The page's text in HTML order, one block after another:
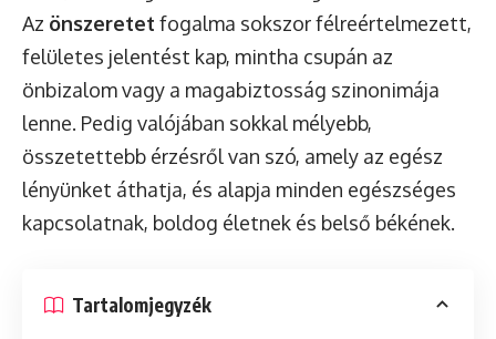
Az önszeretet fogalma sokszor félreértelmezett,
felületes jelentést kap, mintha csupán az
önbizalom vagy a magabiztosság szinonimája
lenne. Pedig valójában sokkal mélyebb,
összetettebb érzésről van szó, amely az egész
lényünket áthatja, és alapja minden egészséges
kapcsolatnak, boldog életnek és belső békének.
Tartalomjegyzék